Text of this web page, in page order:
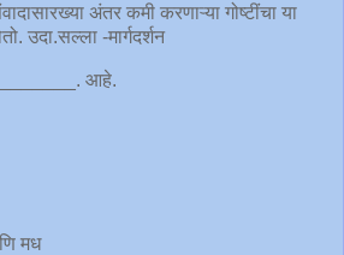
अंतर कमी करणाऱ्या गोष्टींचा या
उदा.सल्ला -मार्गदर्शन
आहे.
मध